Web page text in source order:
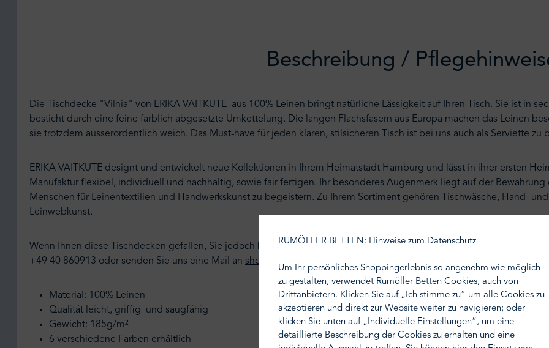
Beschreibung /
Die Tischdecke "Vilnia" von ERIKA VAITKUTE aus 100% Leinen bringt natürliche Lässigkeit auf Ihren Tisch. Sie ist in
besticht durch eine feine farblich abgesetzte Umkettelung. Die langen Flachsfasern aus Europa machen das Leinen
sie trotzdem ausserordentlich weich. Das Must-have für jeden klaren, stilsicheren Tisch ist bei uns auch als Serviette zu
ERIKA VAITKUTE designt und entwickelt neue Kollektionen in Ihrem Heimatstadt Hamburg und lässt in ihrer ersten
Manufaktur flexibel, individuell und nachhaltig, sowie fair fertigen. Ihr besonderes Augenmerk liegt auf der
Menschen für Leinentextilien und Handwerkskunst zu begeistern. Zu Ihrem Sortiment gehören Tischwäsche, Hand-
Leinwebkunst.
Wenn Ihnen diese Tischdecken gefallen, Sie jedoch hier nicht Ihr Wunschmaß oder Ihre Wunschfarbe finden, nehmen
+49 40 860913 oder senden Sie uns eine Mail an shop@rumoeller.de . Wir unterbreiten Ihnen gern ein Angebot.
Material: 100% Leinen
Qualität leicht, griffig und saugfähig
Gewicht: 185g/m²
6 verschiedene Farben erhältlich
RUMÖLLER BETTEN: Hinweise zum Datenschutz
Um Ihr persönliches Shoppingerlebnis so angenehm wie möglich
zu gestalten, verwendet Rumöller Betten Cookies, auch von
Drittanbietern. Klicken Sie auf „Ich stimme zu“ um alle Cookies zu
akzeptieren und direkt zur Website weiter zu navigieren; oder
klicken Sie unten auf „Individuelle Einstellungen“, um eine
detaillierte Beschreibung der Cookies zu erhalten und eine